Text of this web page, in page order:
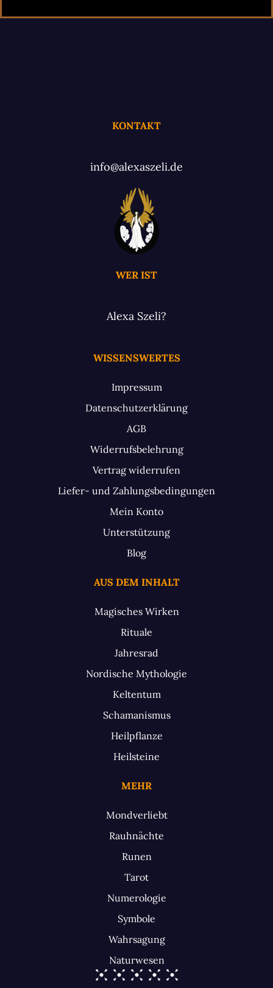
KONTAKT
info@alexaszeli.de
WER IST
Alexa Szeli?
WISSENSWERTES
Impressum
Datenschutzerklärung
AGB
Widerrufsbelehrung
Vertrag widerrufen
Liefer- und Zahlungsbedingungen
Mein Konto
Unterstützung
Blog
AUS DEM INHALT
Magisches Wirken
Rituale
Jahresrad
Nordische Mythologie
Keltentum
Schamanismus
Heilpflanze
Heilsteine
MEHR
Mondverliebt
Rauhnächte
Runen
Tarot
Numerologie
Symbole
Wahrsagung
Naturwesen